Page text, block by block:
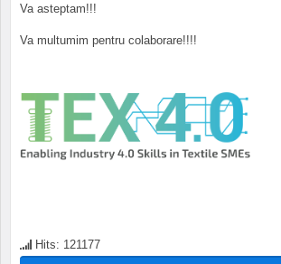
Va asteptam!!!
Va multumim pentru colaborare!!!!
Hits: 121177